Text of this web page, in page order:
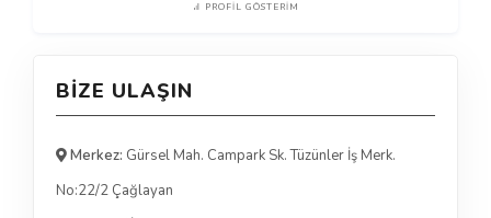
PROFIL GÖSTERIM
BIZE ULAŞIN
Merkez: Gürsel Mah. Campark Sk. Tüzünler İş Merk.
No:22/2 Çağlayan